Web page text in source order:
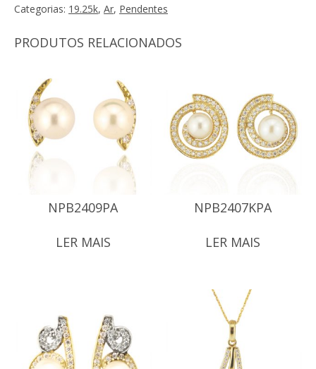
Categorias: 19.25k, Ar, Pendentes
PRODUTOS RELACIONADOS
NPB2409PA
LER MAIS
NPB2407KPA
LER MAIS